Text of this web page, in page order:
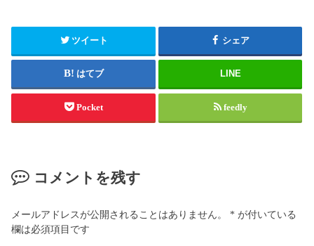
ツイート シェア
はてブ LINE
Pocket feedly
コメントを残す
メールアドレスが公開されることはありません。 * が付いている
欄は必須項目です